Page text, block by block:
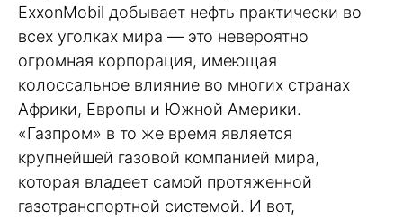
ExxonMobil добывает нефть практически во
всех уголках мира — это невероятно
огромная корпорация, имеющая
колоссальное влияние во многих странах
Африки, Европы и Южной Америки.
«Газпром» в то же время является
крупнейшей газовой компанией мира,
которая владеет самой протяженной
газотранспортной системой. И вот,